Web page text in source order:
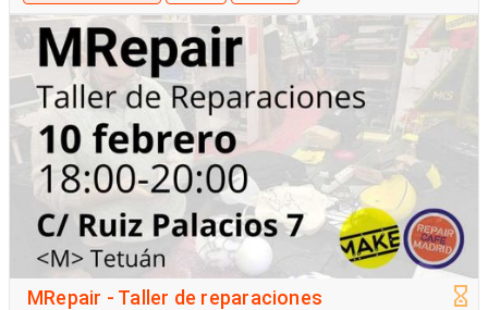
MRepair - Taller de reparaciones